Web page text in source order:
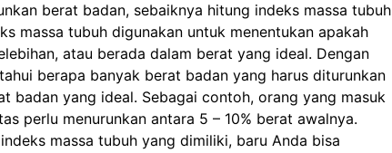
berat badan, sebaiknya hitung indeks massa tubuh
massa tubuh digunakan untuk menentukan apakah
atau berada dalam berat yang ideal. Dengan
berapa banyak berat badan yang harus diturunkan
badan yang ideal. Sebagai contoh, orang yang masuk
perlu menurunkan antara 5 – 10% berat awalnya.
massa tubuh yang dimiliki, baru Anda bisa